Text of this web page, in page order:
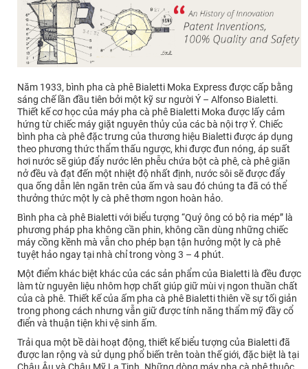
Năm 1933, bình pha cà phê Bialetti Moka Express được cấp bằng
sáng chế lần đầu tiên bởi một kỹ sư người Ý – Alfonso Bialetti.
Thiết kế cơ học của máy pha cà phê Bialetti Moka được lấy cảm
hứng từ chiếc máy giặt nguyên thủy của các bà nội trợ Ý. Chiếc
bình pha cà phê đặc trưng của thương hiệu Bialetti được áp dụng
theo phương thức thẩm thấu ngược, khi được đun nóng, áp suất
hơi nước sẽ giúp đẩy nước lên phễu chứa bột cà phê, cà phê giãn
nở đều và đạt đến một nhiệt độ nhất định, nước sôi sẽ được đẩy
qua ống dẫn lên ngăn trên của ấm và sau đó chúng ta đã có thể
thưởng thức một ly cà phê thơm ngon hoàn hảo.
Bình pha cà phê Bialetti với biểu tượng “Quý ông có bộ ria mép” là
phương pháp pha không cần phin, không cần dùng những chiếc
máy cồng kềnh mà vẫn cho phép bạn tận hưởng một ly cà phê
tuyệt hảo ngay tại nhà chỉ trong vòng 3 – 4 phút.
Một điểm khác biệt khác của các sản phẩm của Bialetti là đều được
làm từ nguyên liệu nhôm hợp chất giúp giữ mùi vị ngon thuần chất
của cà phê. Thiết kế của ấm pha cà phê Bialetti thiên về sự tối giản
trong phong cách nhưng vẫn giữ được tính năng thẩm mỹ đầy cổ
điển và thuận tiện khi vệ sinh ấm.
Trải qua một bề dài hoạt động, thiết kế biểu tượng của Bialetti đã
được lan rộng và sử dụng phổ biến trên toàn thế giới, đặc biệt là tại
Châu Âu và Châu Mỹ La Tinh. Những dòng máy pha cà phê thuộc